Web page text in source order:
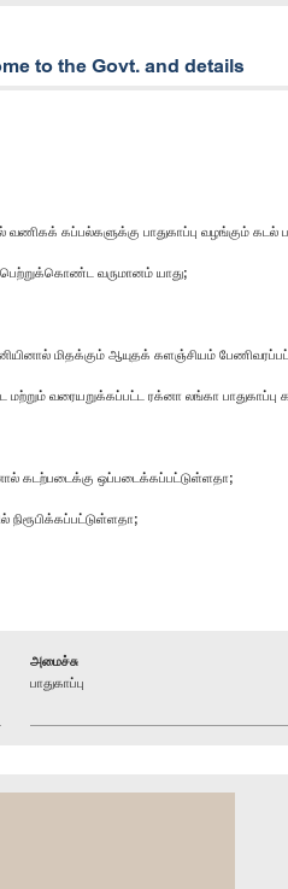
to the Govt. and details
கப்பல்களுக்கு பாதுகாப்பு வழங்கும் கடல்
பெற்றுக்கொண்ட வருமானம் யாது;
மிதக்கும் ஆயுதக் களஞ்சியம்
மற்றும் வரையறுக்கப்பட்ட ரக்னா லங்கா
கடற்படைக்கு ஒப்படைக்கப்பட்டுள்ளதா;
அமைச்சு
பாதுகாப்பு